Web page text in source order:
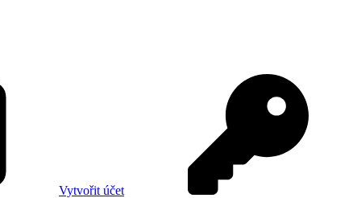
Vytvořit účet